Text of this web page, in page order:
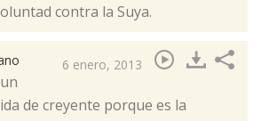
contra la Suya.
6 enero, 2013
de creyente porque es la